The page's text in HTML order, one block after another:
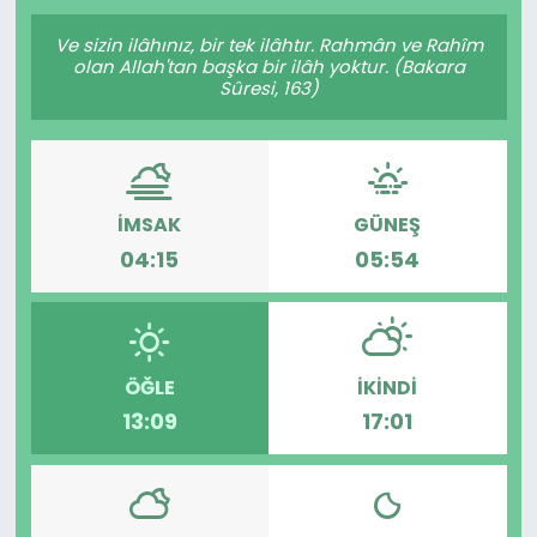
Ve sizin ilâhınız, bir tek ilâhtır. Rahmân ve Rahîm
olan Allah'tan başka bir ilâh yoktur. (Bakara
Sûresi, 163)
İMSAK
04:15
GÜNEŞ
05:54
ÖĞLE
13:09
İKINDI
17:01
Gündem
KKTC YEREL SEÇİM 2018
Kültür Sanat
Magazin
Moda
Nöbetçi Eczaneler
Otomobil Dünyası